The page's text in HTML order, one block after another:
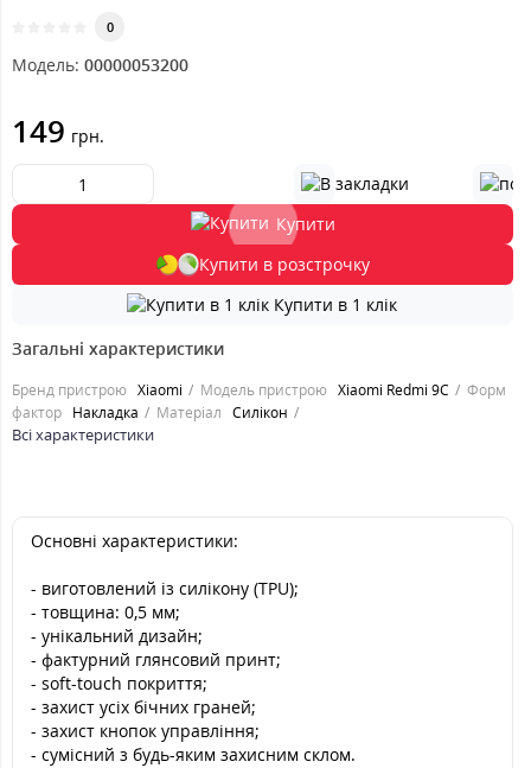
0
Модель: 00000053200
149 грн.
Купити
Купити в розстрочку
Купити в 1 клік
Загальні характеристики
Бренд пристрою Xiaomi Модель пристрою Xiaomi Redmi 9C
Форм
фактор Накладка Матеріал Силікон
Всі характеристики
Основні характеристики:
- виготовлений із силікону (TPU);
- товщина: 0,5 мм;
- унікальний дизайн;
- фактурний глянсовий принт;
- soft-touch покриття;
- захист усіх бічних граней;
- захист кнопок управління;
- сумісний з будь-яким захисним склом.